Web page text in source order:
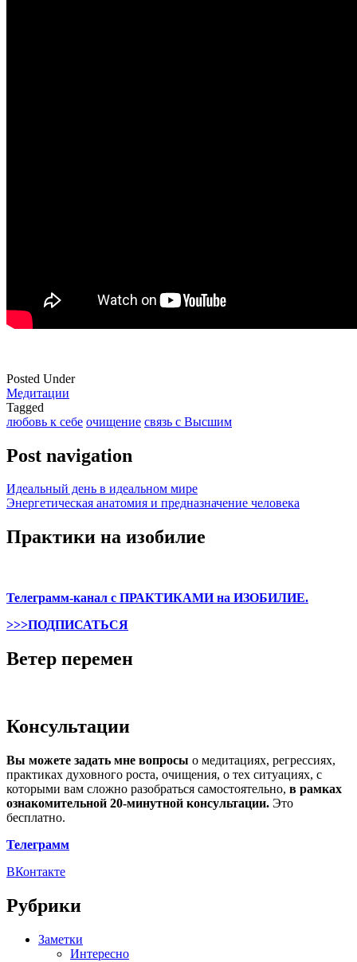
Posted Under
Медитации
Tagged
любовь к себе очищение связь с Высшим
Post navigation
Идеальный день в идеальном мире
Энергетическая анатомия и предназначение человека
Практики на изобилие
Телеграмм-канал с ПРАКТИКАМИ на ИЗОБИЛИЕ.
>>>ПОДПИСАТЬСЯ
Ветер перемен
Консультации
Вы можете задать мне вопросы о медитациях, регрессиях,
практиках духовного роста, очищения, о тех ситуациях, с
которыми вам сложно разобраться самостоятельно, в рамках
ознакомительной 20-минутной консультации. Это
бесплатно.
Телеграмм
ВКонтакте
Рубрики
Заметки
Интересно